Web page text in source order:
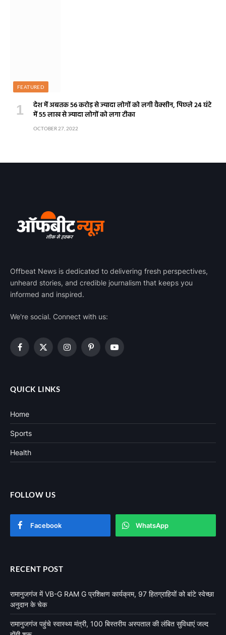
FEATURED
देश में अबतक 56 करोड़ से ज्यादा लोगों को लगी वैक्सीन, पिछले 24 घंटे
में 55 लाख से ज्यादा लोगों को लगा टीका
OCTOBER 27, 2022
Offbeat News is dedicated to delivering fresh perspectives,
unheard stories, and credible journalism that keeps you
informed and inspired.
We're social. Connect with us:
Facebook
X
InstagramPinterestYouTube
QUICK LINKS
Home
Sports
Health
FOLLOW US
Facebook WhatsApp
RECENT POST
रामानुजगंज में VB-G RAM G प्रशिक्षण कार्यक्रम, 97 हितग्राहियों को बांटे स्वेच्छा
अनुदान के चेक
रामानुजगंज पहुंचे स्वास्थ्य मंत्री, 100 बिस्तरीय अस्पताल की लंबित सुविधाएं जल्द